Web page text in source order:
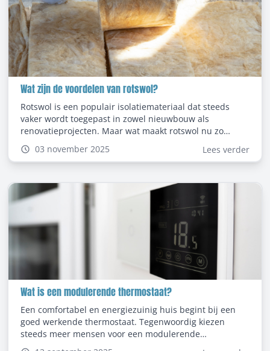
Wat zijn de voordelen van rotswol?
Rotswol is een populair isolatiemateriaal dat steeds
vaker wordt toegepast in zowel nieuwbouw als
renovatieprojecten. Maar wat maakt rotswol nu zo
bijzonder en waarom kiezen steeds meer mensen voor
dit type isolatie? In deze blog bespreken we de
belangrijkste voordelen van rotswol en waar je op kunt
03 november 2025 Lees verder
Wat is een modulerende thermostaat?
Een comfortabel en energiezuinig huis begint bij een
goed werkende thermostaat. Tegenwoordig kiezen
steeds meer mensen voor een modulerende
thermostaat omdat deze veel efficiënter werkt dan een